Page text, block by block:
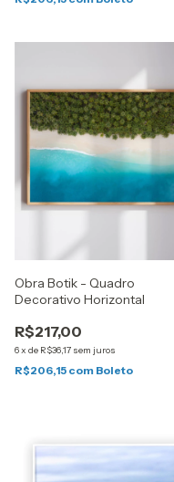
Obra Botik - Quadro
Decorativo Horizontal
R$217,00
6x de R$36,17 sem juros
R$206,15 com Boleto